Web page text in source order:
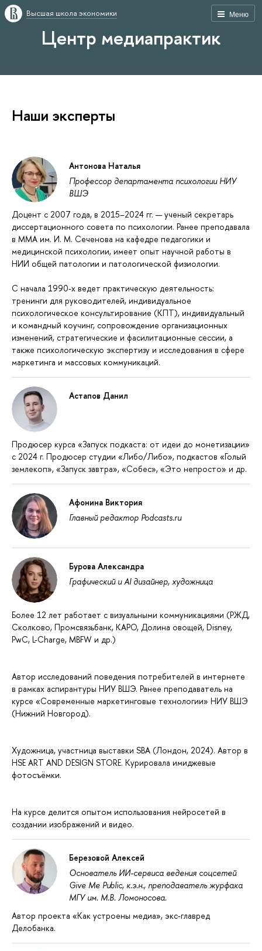
Меню
Высшая школа экономики
Центр медиапрактик
Наши эксперты
Антонова Наталья
Профессор департамента психологии НИУ
ВШЭ
Доцент с 2007 года, в 2015–2024 гг. — ученый секретарь
диссертационного совета по психологии. Ранее преподавала
в ММА им. И. М. Сеченова на кафедре педагогики и
медицинской психологии, имеет опыт научной работы в
НИИ общей патологии и патологической физиологии.
С начала 1990-х ведет практическую деятельность:
тренинги для руководителей, индивидуальное
психологическое консультирование (КПТ), индивидуальный
и командный коучинг, сопровождение организационных
изменений, стратегические и фасилитационные сессии, а
также психологическую экспертизу и исследования в сфере
маркетинга и массовых коммуникаций.
Астапов Данил
Продюсер курса «Запуск подкаста: от идеи до монетизации»
с 2024 г. Продюсер студии «Либо/Либо», подкастов «Голый
землекоп», «Запуск завтра», «Собес», «Это непросто» и др.
Афонина Виктория
Главный редактор Podcasts.ru
Бурова Александра
Графический и AI дизайнер, художница
Более 12 лет работает с визуальными коммуникациями (РЖД,
Сколково, Промсвязьбанк, КАРО, Долина овощей, Disney,
PwC, L-Charge, MBFW и др.)
Автор исследований поведения потребителей в интернете
в рамках аспирантуры НИУ ВШЭ. Ранее преподаватель на
курсе «Современные маркетинговые технологии» НИУ ВШЭ
(Нижний Новгород).
Художница, участница выставки SBA (Лондон, 2024). Автор в
HSE ART AND DESIGN STORE. Курировала имиджевые
фотосъёмки.
На курсе делится опытом использования нейросетей в
создании изображений и видео.
Березовой Алексей
Основатель ИИ-сервиса ведения соцсетей
Give Me Public, к.э.н., преподаватель журфака
МГУ им. М.В. Ломоносова.
Автор проекта «Как устроены медиа», экс-главред
Делобанка.